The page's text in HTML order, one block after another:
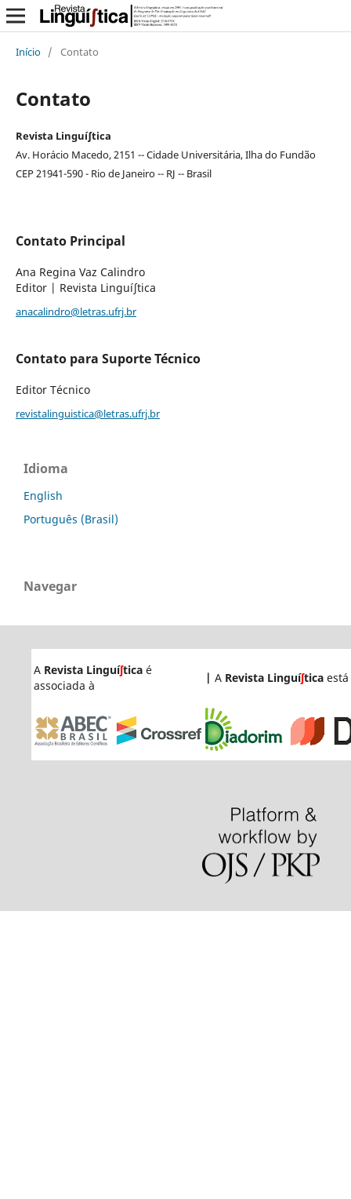
Início / Contato
Contato
Revista Linguí∫tica
Av. Horácio Macedo, 2151 -- Cidade Universitária, Ilha do Fundão
CEP 21941-590 - Rio de Janeiro -- RJ -- Brasil
Contato Principal
Ana Regina Vaz Calindro
Editor | Revista Linguí∫tica
anacalindro@letras.ufrj.br
Contato para Suporte Técnico
Editor Técnico
revistalinguistica@letras.ufrj.br
Idioma
English
Português (Brasil)
Navegar
A Revista Linguíʃticaé
associada à
| A Revista Linguíʃticaestá